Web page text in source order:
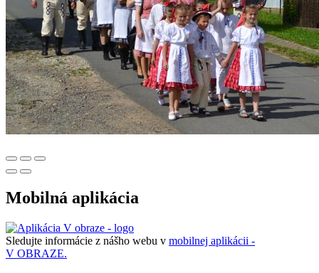
Mobilná aplikácia
Sledujte informácie z nášho webu v mobilnej aplikácii -
V OBRAZE.